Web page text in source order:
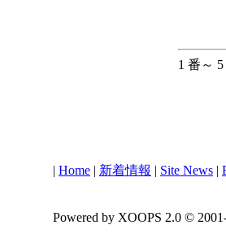
1 番～
| Home | 新着情報 | Site News |
Powered by XOOPS 2.0 ©